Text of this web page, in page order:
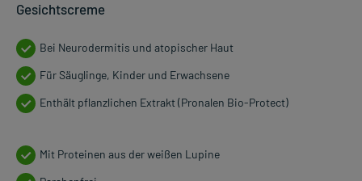
Gesichtscreme
Bei Neurodermitis und atopischer Haut
Für Säuglinge, Kinder und Erwachsene
Enthält pflanzlichen Extrakt (Pronalen Bio-Protect)
Mit Proteinen aus der weißen Lupine